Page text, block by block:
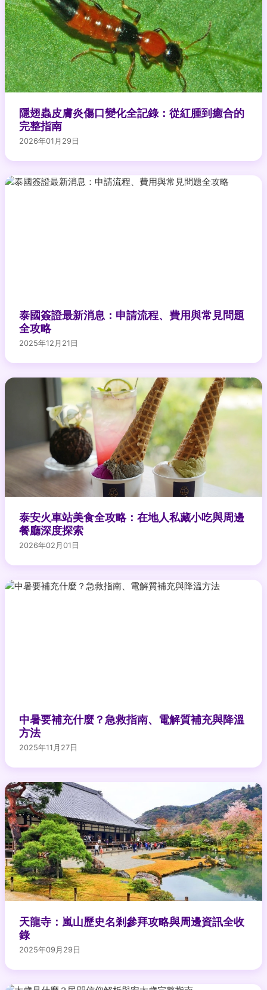
隱翅蟲皮膚炎傷口變化全記錄：從紅腫到癒合的
完整指南
2026年01月29日
泰國簽證最新消息：申請流程、費用與常見問題
全攻略
2025年12月21日
泰安火車站美食全攻略：在地人私藏小吃與周邊
餐廳深度探索
2026年02月01日
中暑要補充什麼？急救指南、電解質補充與降溫
方法
2025年11月27日
天龍寺：嵐山歷史名剎參拜攻略與周邊資訊全收
錄
2025年09月29日